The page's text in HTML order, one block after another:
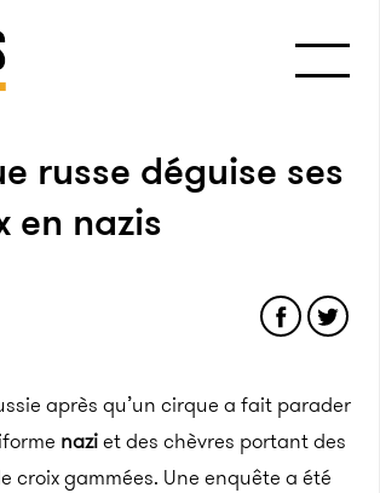
russe déguise ses
en nazis
après qu’un cirque a fait parader
naziet des chèvres portant des
croix gammées. Une enquête a été